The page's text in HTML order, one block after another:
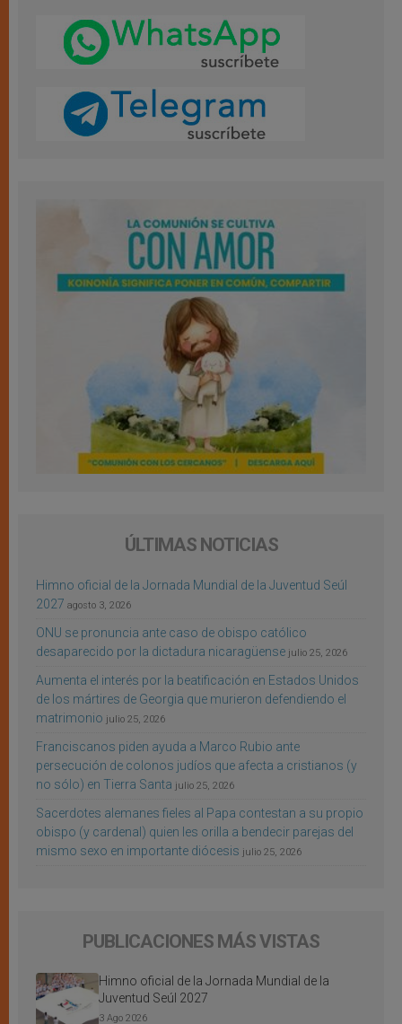
ÚLTIMAS NOTICIAS
Himno oficial de la Jornada Mundial de la Juventud Seúl
2027 agosto 3, 2026
ONU se pronuncia ante caso de obispo católico
desaparecido por la dictadura nicaragüense julio 25, 2026
Aumenta el interés por la beatificación en Estados Unidos
de los mártires de Georgia que murieron defendiendo el
matrimonio julio 25, 2026
Franciscanos piden ayuda a Marco Rubio ante
persecución de colonos judíos que afecta a cristianos (y
no sólo) en Tierra Santa julio 25, 2026
Sacerdotes alemanes fieles al Papa contestan a su propio
obispo (y cardenal) quien les orilla a bendecir parejas del
mismo sexo en importante diócesis julio 25, 2026
PUBLICACIONES MÁS VISTAS
Himno oficial de la Jornada Mundial de la
Juventud Seúl 2027
3 Ago 2026